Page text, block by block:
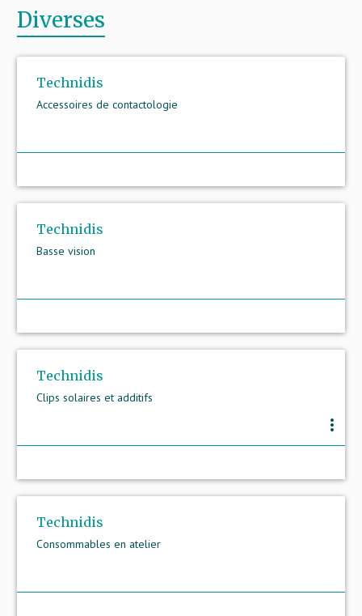
Diverses
Technidis
Accessoires de contactologie
Technidis
Basse vision
Technidis
Clips solaires et additifs
more_vert
Technidis
Consommables en atelier